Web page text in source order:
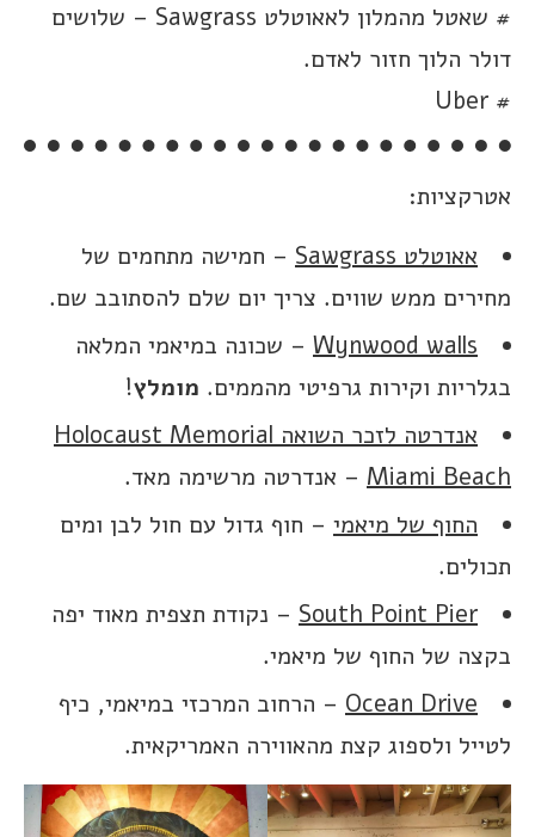
# שאטל מהמלון לאאוטלט Sawgrass – שלושים
דולר הלוך חזור לאדם.
# Uber
אטרקציות:
אאוטלט Sawgrass
– חמישה מתחמים של
מחירים ממש שווים. צריך יום שלם להסתובב שם.
Wynwood walls – שכונה במיאמי המלאה
בגלריות וקירות גרפיטי מהממים. מומלץ!
אנדרטה לזכר השואה Holocaust Memorial
Miami Beach – אנדרטה מרשימה מאד.
החוף של מיאמי – חוף גדול עם חול לבן ומים
תכולים.
South Point Pier – נקודת תצפית מאוד יפה
בקצה של החוף של מיאמי.
Ocean Drive – הרחוב המרכזי במיאמי, כיף
לטייל ולספוג קצת מהאווירה האמריקאית.